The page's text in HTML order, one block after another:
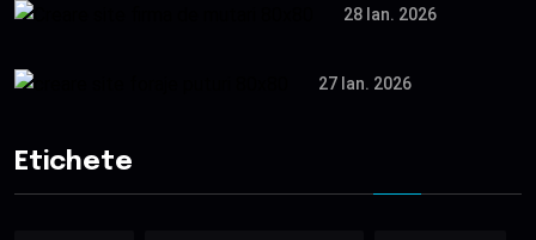
28 Ian. 2026
27 Ian. 2026
Etichete